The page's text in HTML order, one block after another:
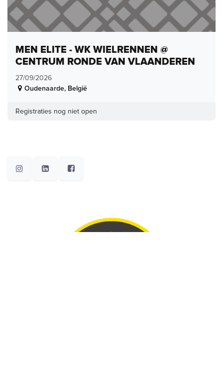
MEN ELITE - WK WIELRENNEN @
CENTRUM RONDE VAN VLAANDEREN
27/09/2026
Oudenaarde, België
Registraties nog niet open